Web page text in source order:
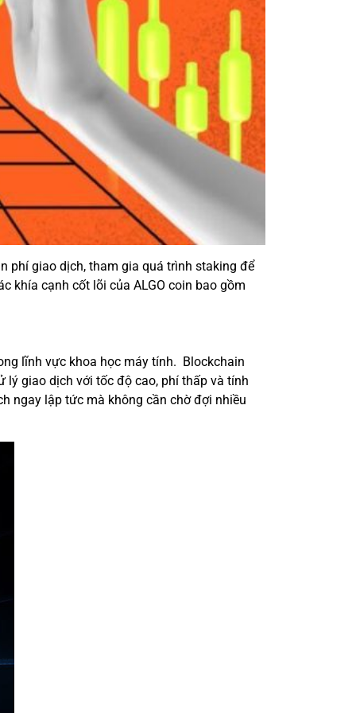
phí giao dịch, tham gia quá trình staking để
khía cạnh cốt lõi của ALGO coin bao gồm
lĩnh vực khoa học máy tính. Blockchain
lý giao dịch với tốc độ cao, phí thấp và tính
ngay lập tức mà không cần chờ đợi nhiều